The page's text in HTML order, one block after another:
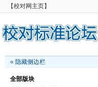
【校对网主页】
« 隐藏侧边栏
全部版块